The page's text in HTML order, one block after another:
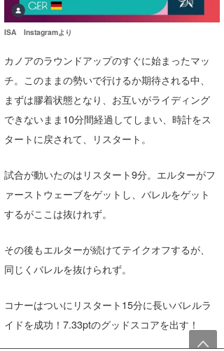
ISA Instagramより
カノアのラウンドアップのすぐに始まったマッ
チ。このままの勢いで行けるか期待される中、
まずは膠着状態となり、お互いがライディング
できないまま10分間経過してしまい、時計をス
タートに戻されて、リスタート。
試合が動いたのはリスタート9分。エルターがフ
ァーストウェーブをゲットし、バレルをゲット
するがここは抜けれず。
その後もエルターが続けてテイクオフするが、
同じくバレルを抜けられず。
コナーはついにリスタート15分に長いバレルラ
イドを成功！7.33ptのグッドスコアを出す！